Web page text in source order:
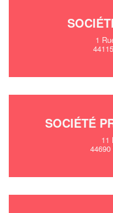
1
SOCIÉTÉ
11
44690